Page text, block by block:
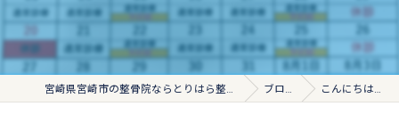
宮崎県宮崎市の整骨院ならとりはら整骨院 ブログ こんにちは🌞